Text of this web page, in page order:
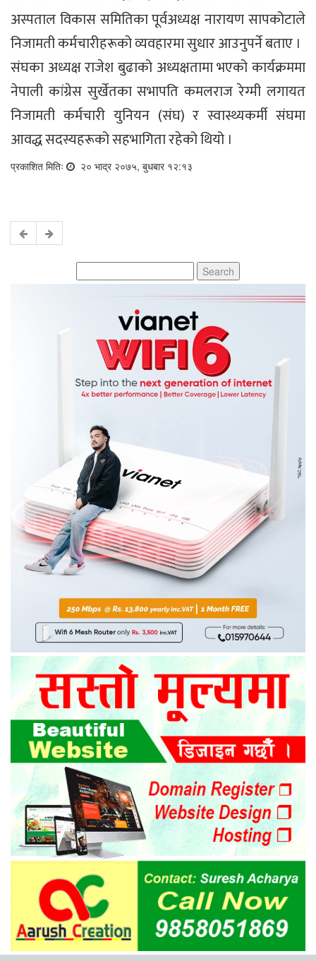
अस्पताल विकास समितिका पूर्वअध्यक्ष नारायण सापकोटाले
निजामती कर्मचारीहरूको व्यवहारमा सुधार आउनुपर्ने बताए ।
संघका अध्यक्ष राजेश बुढाको अध्यक्षतामा भएको कार्यक्रममा
नेपाली कांग्रेस सुर्खेतका सभापति कमलराज रेग्मी लगायत
निजामती कर्मचारी युनियन (संघ) र स्वास्थ्यकर्मी संघमा
आवद्ध सदस्यहरूको सहभागिता रहेको थियो ।
प्रकाशित मितिः २० भाद्र २०७५, बुधबार १२:१३
for: